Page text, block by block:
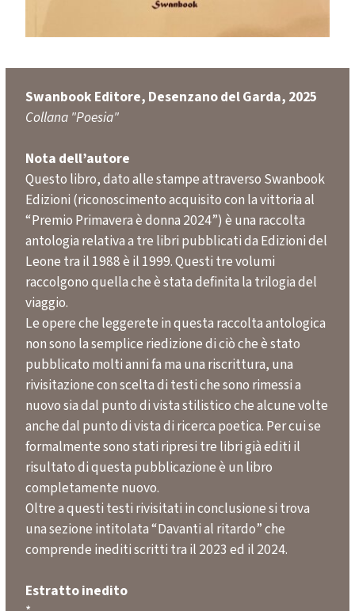
Swanbook Editore, Desenzano del Garda, 2025
Collana "Poesia"
Nota dell’autore
Questo libro, dato alle stampe attraverso Swanbook
Edizioni (riconoscimento acquisito con la vittoria al
“Premio Primavera è donna 2024”) è una raccolta
antologia relativa a tre libri pubblicati da Edizioni del
Leone tra il 1988 è il 1999. Questi tre volumi
raccolgono quella che è stata definita la trilogia del
viaggio.
Le opere che leggerete in questa raccolta antologica
non sono la semplice riedizione di ciò che è stato
pubblicato molti anni fa ma una riscrittura, una
rivisitazione con scelta di testi che sono rimessi a
nuovo sia dal punto di vista stilistico che alcune volte
anche dal punto di vista di ricerca poetica. Per cui se
formalmente sono stati ripresi tre libri già editi il
risultato di questa pubblicazione è un libro
completamente nuovo.
Oltre a questi testi rivisitati in conclusione si trova
una sezione intitolata “Davanti al ritardo” che
comprende inediti scritti tra il 2023 ed il 2024.
Estratto inedito